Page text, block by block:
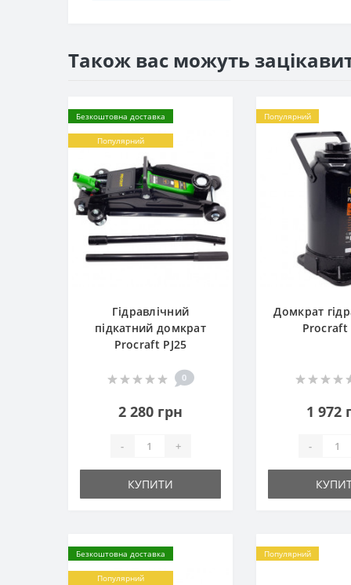
Також вас можуть
Безкоштовна доставка
Популярний
Гідравлічний
підкатний домкрат
Procraft PJ25
0
2 280 грн
- +
КУПИТИ
Популярний
Домкрат
Procraft
1 972
-
Безкоштовна доставка
Популярний
Популярний